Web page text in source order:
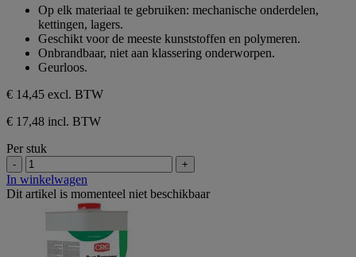
sterren.
Op elk materiaal te gebruiken: mechanische onderdelen,
kettingen, lagers.
Geschikt voor de meeste kunststoffen en polymeren.
Onbrandbaar, niet aan klassering onderworpen.
Geurloos.
€ 14,45 excl. BTW
€ 17,48 incl. BTW
Per stuk
- +
In winkelwagen
Dit artikel is momenteel niet beschikbaar